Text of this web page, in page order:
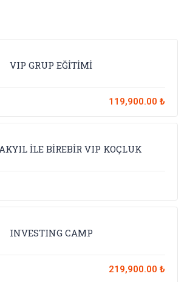
VIP GRUP EĞİTİMİ
119,900.00 ₺
İLE BİREBİR VIP KOÇLUK
INVESTING CAMP
219,900.00 ₺